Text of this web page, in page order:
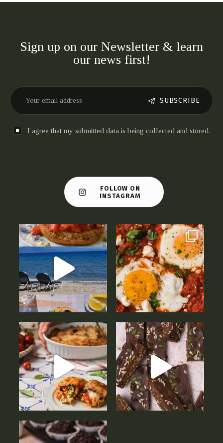
Sign up on our Newsletter & learn
our news first!
SUBSCRIBE
I agree that my submitted data is being collected and stored.
FOLLOW ON
INSTAGRAM